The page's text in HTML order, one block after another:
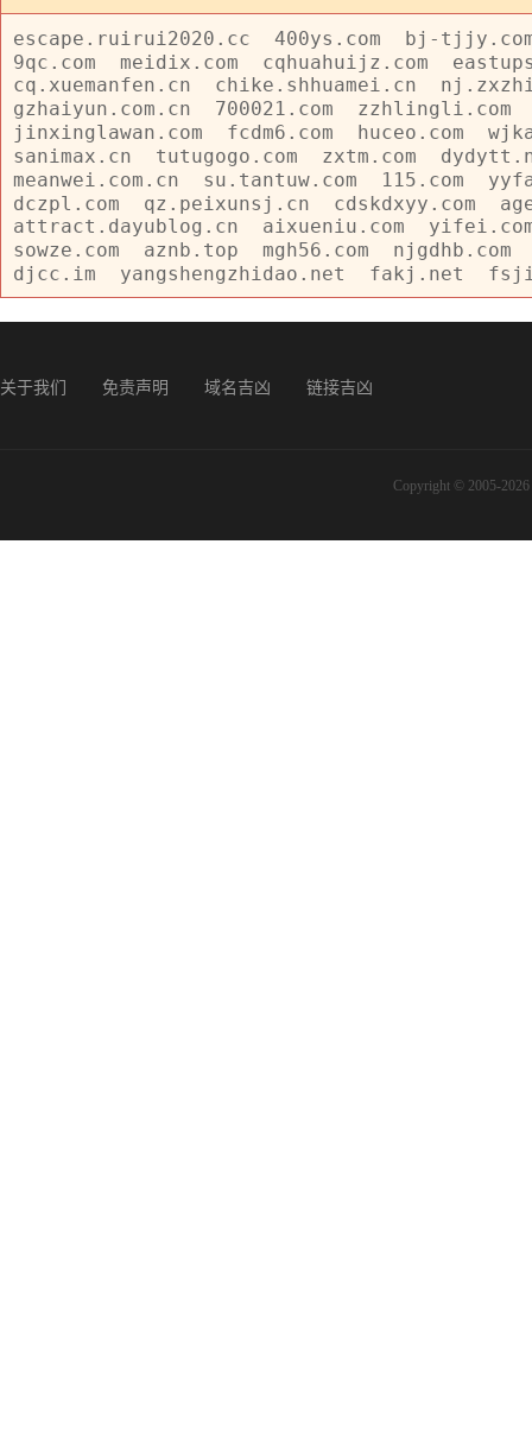
escape.ruirui2020.cc 400ys.com
bj-
9qc.com
meidix.com cqhuahuijz.com
cq.xuemanfen.cn
chike.shhuamei.cn
gzhaiyun.com.cn
700021.com
zzhlingli.com
jinxinglawan.com
fcdm6.com huceo.com
sanimax.cn
tutugogo.com zxtm.com
meanwei.com.cn
su.tantuw.com 115.com
dczpl.com
qz.peixunsj.cn cdskdxyy.com
attract.dayublog.cn
aixueniu.com
sowze.com
aznb.top mgh56.com
njgdhb.com
djcc.im
yangshengzhidao.net fakj.net
关于我们 免责声明 域名吉凶 链接吉凶
Copyright © 2005-